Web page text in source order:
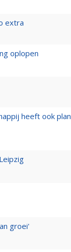
extra
oplopen
heeft ook plan
groei'